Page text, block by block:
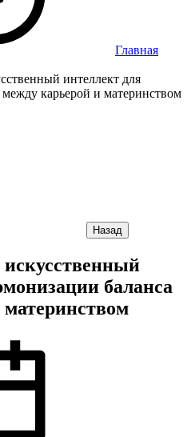
Главная
интеллект для
карьерой и материнством
Назад
искусственный
баланса